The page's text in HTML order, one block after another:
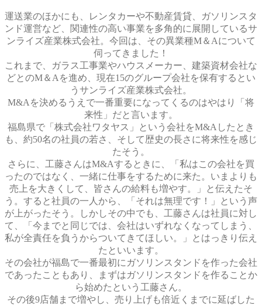
運送業のほかにも、レンタカーや不動産賃貸、ガソリンスタ
ンド運営など、関連性の高い事業を多角的に展開しているサ
ンライズ産業株式会社。今回は、その異業種M＆Aについて
伺ってきました！
これまで、ガラス工事業やハウスメーカー、建築資材会社な
どとのM＆Aを進め、現在15のグループ会社を保有するとい
うサンライズ産業株式会社。
M&Aを決めるうえで一番重要になってくるのはやはり「将
来性」だと言います。
福島県で「株式会社ワタヤス」という会社をM&Aしたとき
も、約50名の社員の若さ、そして歴史の長さに将来性を感じ
たそう。
さらに、工藤さんはM&Aするときに、「私はこの会社を買
ったのではなく、一緒に仕事をするために来た。いまよりも
売上を大きくして、皆さんの給料も増やす。」と伝えたそ
う。すると社員の一人から、「それは無理です！」という声
が上がったそう。しかしその中でも、工藤さんは社員に対し
て、「今までと同じでは、会社はいずれなくなってしまう、
私が全責任を負うからついてきてほしい。」とはっきり伝え
たといいます。
その会社が福島で一番最初にガソリンスタンドを作った会社
であったこともあり、まずはガソリンスタンドを作ることか
ら始めたという工藤さん。
その後9店舗まで増やし、売り上げも倍近くまでに延ばした